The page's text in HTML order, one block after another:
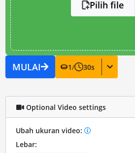
Pilih file
MULAI 1/ 30s
Optional Video settings
Ubah ukuran video:
Lebar: